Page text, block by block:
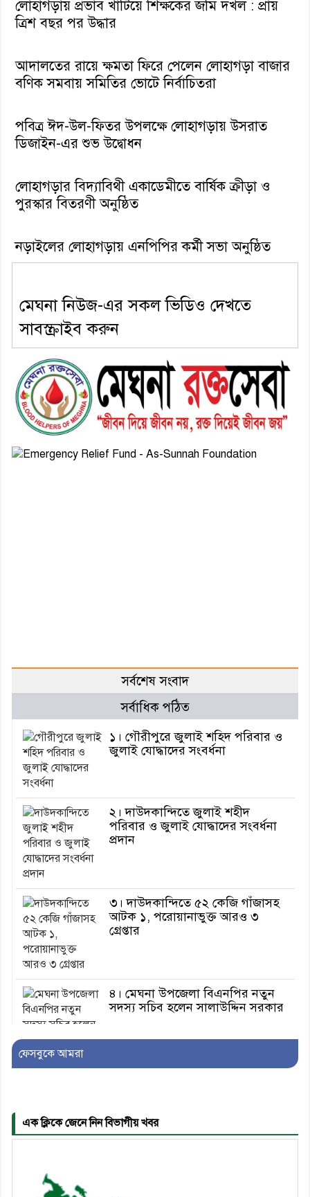
লোহাগড়ায় প্রভাব খাটিয়ে শিক্ষকের জমি দখল : প্রায়
ত্রিশ বছর পর উদ্ধার
আদালতের রায়ে ক্ষমতা ফিরে পেলেন লোহাগড়া বাজার
বণিক সমবায় সমিতির ভোটে নির্বাচিতরা
পবিত্র ঈদ-উল-ফিতর উপলক্ষে লোহাগড়ায় উসরাত
ডিজাইন-এর শুভ উদ্বোধন
লোহাগড়ার বিদ্যাবিথী একাডেমীতে বার্ষিক ক্রীড়া ও
পুরস্কার বিতরণী অনুষ্ঠিত
নড়াইলের লোহাগড়ায় এনপিপির কর্মী সভা অনুষ্ঠিত
মেঘনা নিউজ-এর সকল ভিডিও দেখতে
সাবস্ক্রাইব করুন
সর্বশেষ সংবাদ
সর্বাধিক পঠিত
১। গৌরীপুরে জুলাই শহিদ পরিবার ও
জুলাই যোদ্ধাদের সংবর্ধনা
২। দাউদকান্দিতে জুলাই শহীদ
পরিবার ও জুলাই যোদ্ধাদের সংবর্ধনা
প্রদান
৩। দাউদকান্দিতে ৫২ কেজি গাঁজাসহ
আটক ১, পরোয়ানাভুক্ত আরও ৩
গ্রেপ্তার
৪। মেঘনা উপজেলা বিএনপির নতুন
সদস্য সচিব হলেন সালাউদ্দিন সরকার
৫। জেলা পুলিশ সুপার থেকে সম্মাননা
ফেসবুকে আমরা
এক ক্লিকে জেনে নিন বিভাগীয় খবর